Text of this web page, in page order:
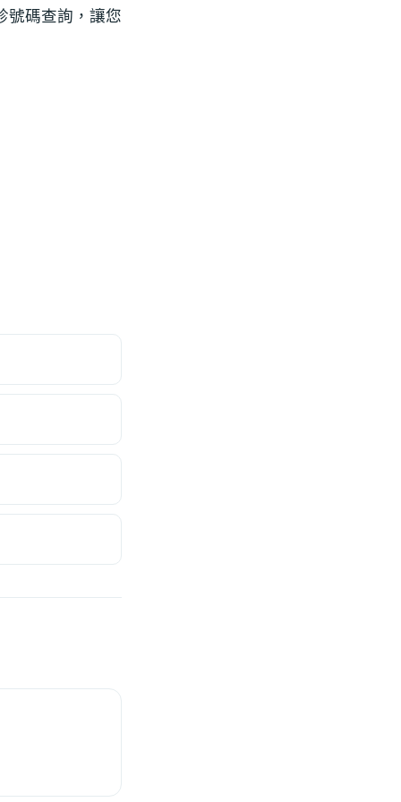
號碼查詢，讓您